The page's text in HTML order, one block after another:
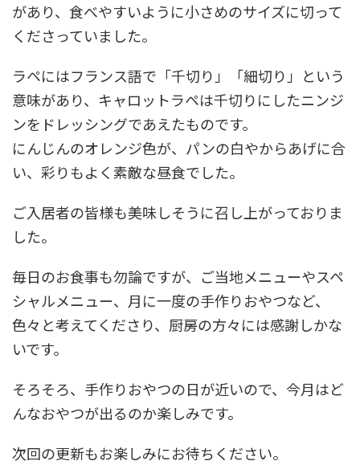
があり、食べやすいように小さめのサイズに切って
くださっていました。
ラペにはフランス語で「千切り」「細切り」という
意味があり、キャロットラペは千切りにしたニンジ
ンをドレッシングであえたものです。
にんじんのオレンジ色が、パンの白やからあげに合
い、彩りもよく素敵な昼食でした。
ご入居者の皆様も美味しそうに召し上がっておりま
した。
毎日のお食事も勿論ですが、ご当地メニューやスペ
シャルメニュー、月に一度の手作りおやつなど、
色々と考えてくださり、厨房の方々には感謝しかな
いです。
そろそろ、手作りおやつの日が近いので、今月はど
んなおやつが出るのか楽しみです。
次回の更新もお楽しみにお待ちください。